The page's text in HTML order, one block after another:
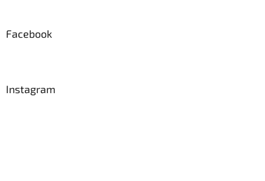
Facebook
Instagram